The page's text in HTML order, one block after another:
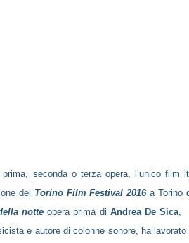
prima, seconda o terza opera, l’unico film
del Torino Film Festival 2016a Torino
notteopera prima di Andrea De Sica
e autore di colonne sonore, ha